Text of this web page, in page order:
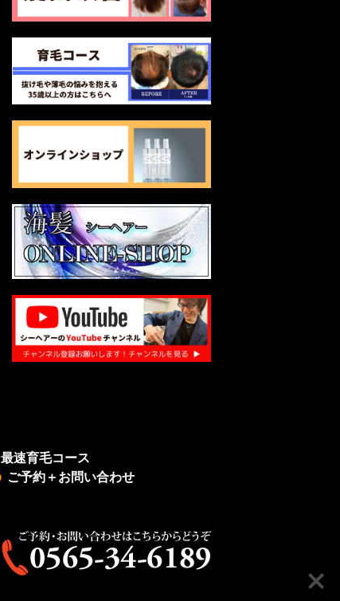
最速育毛コース
ご予約＋お問い合わせ